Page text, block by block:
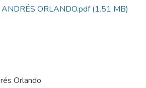
ORLANDO.pdf(1.51 MB)
Orlando